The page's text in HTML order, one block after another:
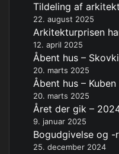
Tildeling af
22. august 2025
Arkitekturprisen
12. april 2025
Åbent hus –
20. marts 2025
Åbent hus – Kuben
20. marts 2025
Året der gik –
9. januar 2025
Bogudgivelse og -
25. december 2024